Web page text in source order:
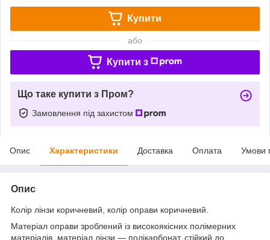
Купити
або
Купити з
Що таке купити з Пром?
Замовлення під захистом
Опис Характеристики Доставка Оплата Умови
Опис
Колір лінзи коричневий, колір оправи коричневий.
Матеріал оправи зроблений із високоякісних полімерних
матеріалів, матеріал лінзи — полікарбонат, стійкий до